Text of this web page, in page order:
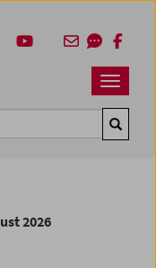
Navbar
2026